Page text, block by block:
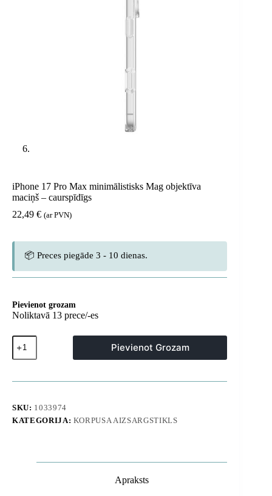
iPhone 17 Pro Max minimālistisks Mag objektīva
maciņš – caurspīdīgs
22,49 € (ar PVN)
📦 Preces piegāde 3 - 10 dienas.
Pievienot grozam
Noliktavā 13 prece/-es
iPhone
17
Pro
minimālistisks
maciņš
-
Pievienot Grozam
SKU: 1033974
KATEGORIJA: KORPUSA AIZSARGSTIKLS
Apraksts